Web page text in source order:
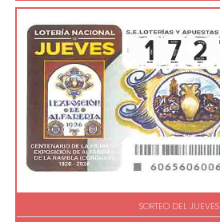
SORTEO DEL JUEVES